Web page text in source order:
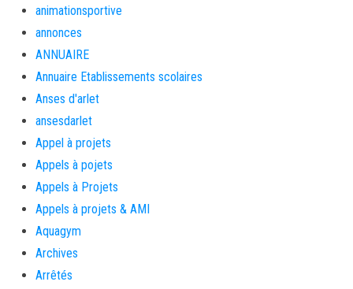
animationsportive
annonces
ANNUAIRE
Annuaire Etablissements scolaires
Anses d'arlet
ansesdarlet
Appel à projets
Appels à pojets
Appels à Projets
Appels à projets & AMI
Aquagym
Archives
Arrêtés